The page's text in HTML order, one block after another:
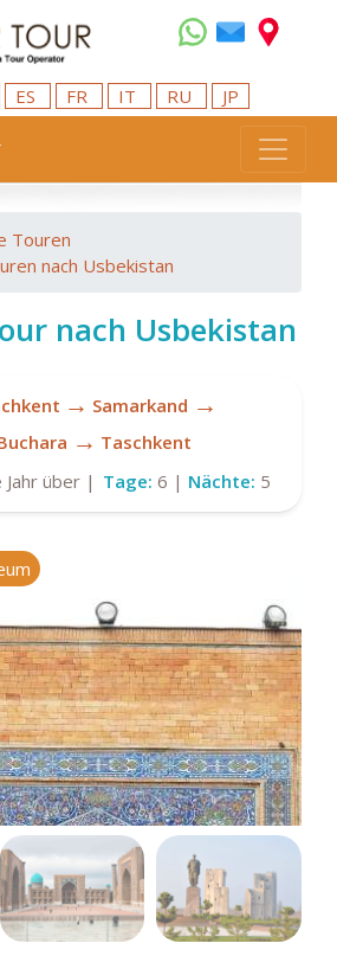
ES FR IT RU JP
Touren
nach Usbekistan
nach Usbekistan
→ Samarkand →
→ Taschkent
Jahr über | Tage: 6 | Nächte: 5